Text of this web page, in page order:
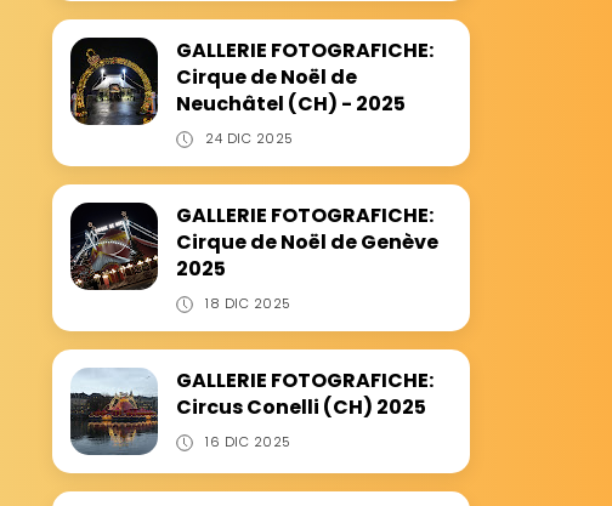
GALLERIE FOTOGRAFICHE:
Cirque de Noël de
Neuchâtel (CH) - 2025
24 DIC 2025
GALLERIE FOTOGRAFICHE:
Cirque de Noël de Genève
2025
18 DIC 2025
GALLERIE FOTOGRAFICHE:
Circus Conelli (CH) 2025
16 DIC 2025